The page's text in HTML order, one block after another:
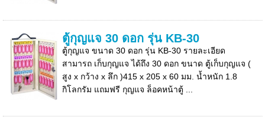
ตู้กุญแจ 30 ดอก รุ่น KB-30
ตู้กุญแจ ขนาด 30 ดอก รุ่น KB-30 รายละเอียด
สามารถ เก็บกุญแจ ได้ถึง 30 ดอก ขนาด ตู้เก็บกุญแจ (
สูง x กว้าง x ลึก )415 x 205 x 60 มม. น้ำหนัก 1.8
กิโลกรัม แถมฟรี กุญแจ ล็อคหน้าตู้ ...